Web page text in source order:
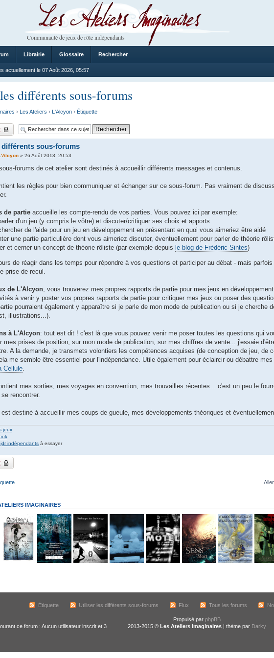
Les Ateliers Imaginaires
Communauté de jeux de rôle indépendants
Librairie Glossaire Rechercher
actuellement le 07 Août 2026, 05:57
différents sous-forums
› Les Ateliers › L'Alcyon › Étiquette
différents sous-forums
» 26 Août 2013, 20:53
forums de cet atelier sont destinés à accueillir différents messages et contenus.
les règles pour bien communiquer et échanger sur ce sous-forum. Pas vraiment de
de partie accueille les compte-rendu de vos parties. Vous pouvez ici par exemple:
d'un jeu (y compris le vôtre) et discuter/critiquer ses choix et apports
de l'aide pour un jeu en développement en présentant en quoi vous aimeriez être aidé
une partie particulière dont vous aimeriez discuter, éventuellement pour parler de théorie
et cerner un concept de théorie rôliste (par exemple depuis le blog de Frédéric Sintes)
de réagir dans les temps pour répondre à vos questions et participer au débat - mais
prise de recul.
de L'Alcyon, vous trouverez mes propres rapports de partie pour mes jeux en
à venir y poster vos propres rapports de partie pour critiquer mes jeux ou poser des
pourraient également y apparaître si je parle de mon mode de publication ou si je cherche
illustrations...).
à L'Alcyon: tout est dit ! c'est là que vous pouvez venir me poser toutes les questions qui
mes prises de position, sur mon mode de publication, sur mes chiffres de vente... j'essaie
A la demande, je transmets volontiers les compétences acquises (de conception de jeu, de
me semble être essentiel pour l'indépendance. Utile également pour éclaircir ou débattre
Cellule.
mes sorties, mes voyages en convention, mes trouvailles récentes... c'est un peu le
rencontrer.
est destiné à accueillir mes coups de gueule, mes développements théoriques et
jeux
indépendants à essayer
IMAGINAIRES
Étiquette Utiliser les différents sous-forums Flux Tous les forums
ce forum : Aucun utilisateur inscrit et 3
Propulsé par phpBB
2013-2015 © Les Ateliers Imaginaires | thème par Darky